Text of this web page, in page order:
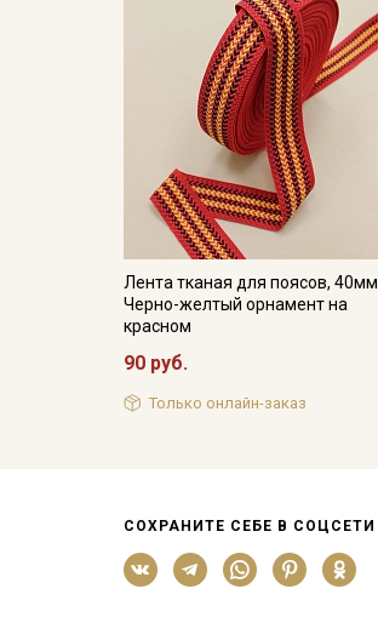
Лента тканая для поясов, 40мм
Черно-желтый орнамент на
красном
90 руб.
Только онлайн-заказ
СОХРАНИТЕ СЕБЕ В СОЦСЕТИ